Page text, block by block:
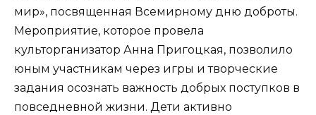
мир», посвященная Всемирному дню доброты.
Мероприятие, которое провела
культорганизатор Анна Пригоцкая, позволило
юным участникам через игры и творческие
задания осознать важность добрых поступков в
повседневной жизни. Дети активно